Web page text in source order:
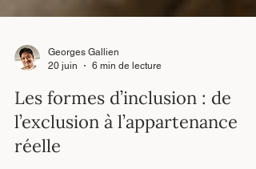
20 juin
6 min de lecture
Les formes d’inclusion : de
l’exclusion à l’appartenance